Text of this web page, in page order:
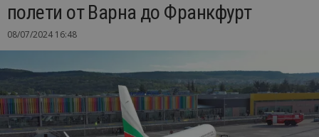
полети от Варна до Франкфурт
08/07/2024 16:48